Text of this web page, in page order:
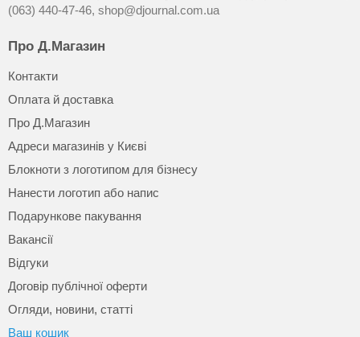
(063) 440-47-46, shop@djournal.com.ua
Про Д.Магазин
Контакти
Оплата й доставка
Про Д.Магазин
Адреси магазинів у Києві
Блокноти з логотипом для бізнесу
Нанести логотип або напис
Подарункове пакування
Вакансії
Відгуки
Договір публічної оферти
Огляди, новини, статті
Ваш кошик